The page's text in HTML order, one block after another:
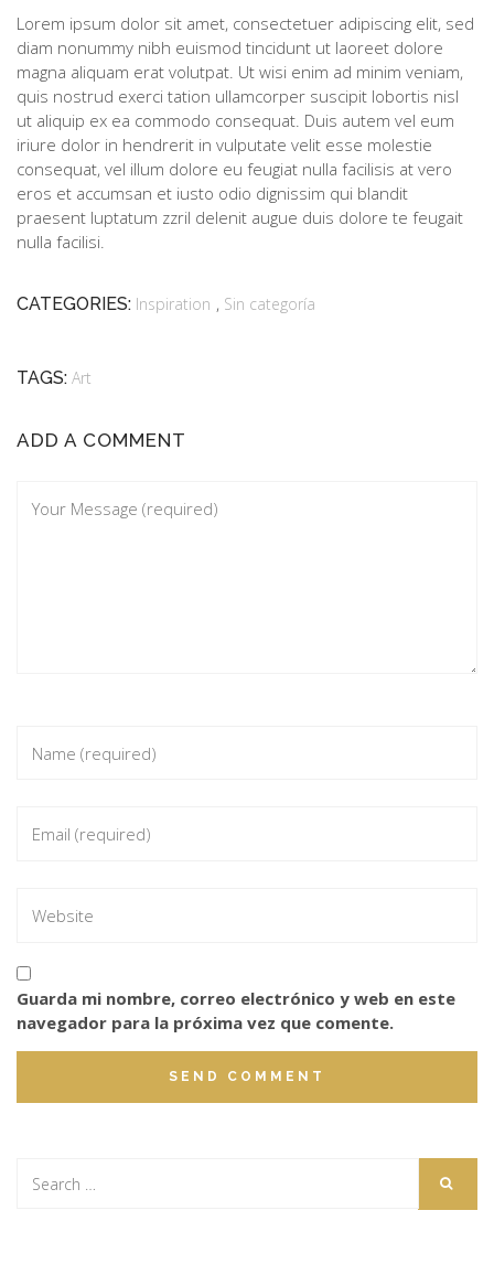
Lorem ipsum dolor sit amet, consectetuer adipiscing elit, sed
diam nonummy nibh euismod tincidunt ut laoreet dolore
magna aliquam erat volutpat. Ut wisi enim ad minim veniam,
quis nostrud exerci tation ullamcorper suscipit lobortis nisl
ut aliquip ex ea commodo consequat. Duis autem vel eum
iriure dolor in hendrerit in vulputate velit esse molestie
consequat, vel illum dolore eu feugiat nulla facilisis at vero
eros et accumsan et iusto odio dignissim qui blandit
praesent luptatum zzril delenit augue duis dolore te feugait
nulla facilisi.
CATEGORIES: Inspiration , Sin categoría
TAGS: Art
ADD A COMMENT
Guarda mi nombre, correo electrónico y web en este
navegador para la próxima vez que comente.